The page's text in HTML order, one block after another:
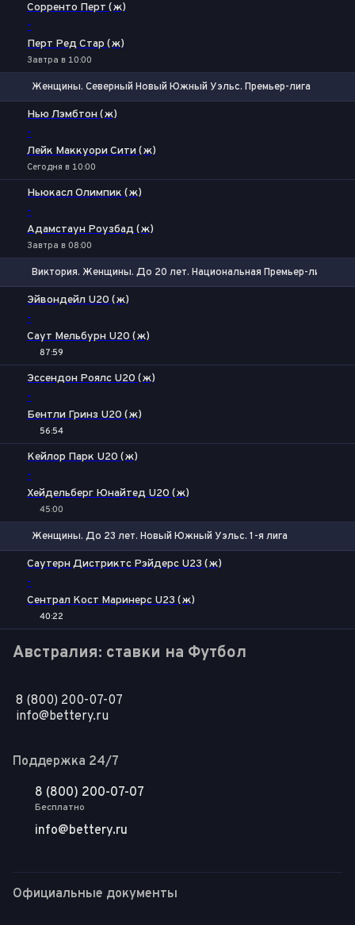
Сорренто Перт (ж)
-
Перт Ред Стар (ж)
Завтра в 10:00
Женщины. Северный Новый Южный Уэльс. Премьер-лига
Нью Лэмбтон (ж)
-
Лейк Маккуори Сити (ж)
Сегодня в 10:00
Ньюкасл Олимпик (ж)
-
Адамстаун Роузбад (ж)
Завтра в 08:00
Виктория. Женщины. До 20 лет. Национальная Премьер-лига
Эйвондейл U20 (ж)
-
Саут Мельбурн U20 (ж)
87:59
Эссендон Роялс U20 (ж)
-
Бентли Гринз U20 (ж)
56:54
Кейлор Парк U20 (ж)
-
Хейдельберг Юнайтед U20 (ж)
45:00
Женщины. До 23 лет. Новый Южный Уэльс. 1-я лига
Фора
Саутерн Дистриктс Рэйдерс U23 (ж)
-
Сентрал Кост Маринерс U23 (ж)
40:22
Австралия: ставки на Футбол
8 (800) 200-07-07
info@bettery.ru
Поддержка 24/7
8 (800) 200-07-07
Бесплатно
info@bettery.ru
Официальные документы